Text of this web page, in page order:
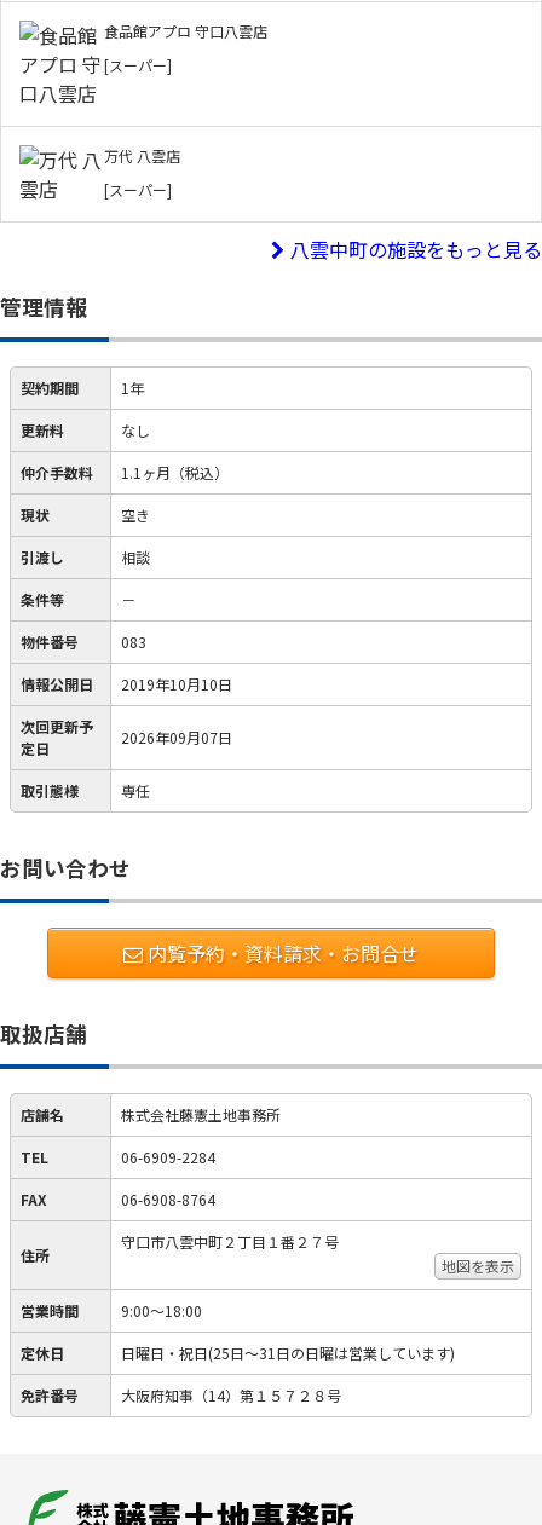
食品館アプロ 守口八雲店
[スーパー]
万代 八雲店
[スーパー]
八雲中町の施設をもっと見る
管理情報
契約期間 1年
更新料 なし
仲介手数料 1.1ヶ月（税込）
現状 空き
引渡し 相談
条件等 －
物件番号 083
情報公開日 2019年10月10日
次回更新予
定日
2026年09月07日
取引態様 専任
お問い合わせ
内覧予約・資料請求・お問合せ
取扱店舗
店舗名 株式会社藤憲土地事務所
TEL 06-6909-2284
FAX 06-6908-8764
住所
守口市八雲中町２丁目１番２７号
地図を表示
営業時間 9:00～18:00
定休日 日曜日・祝日(25日～31日の日曜は営業しています)
免許番号 大阪府知事（14）第１５７２８号